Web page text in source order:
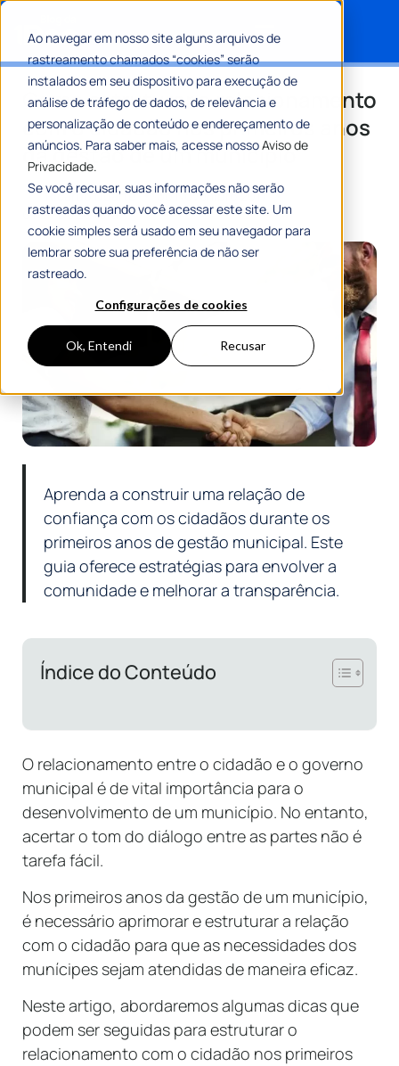
Ao navegar em nosso site alguns arquivos de
rastreamento chamados “cookies” serão
instalados em seu dispositivo para execução de
análise de tráfego de dados, de relevância e
personalização de conteúdo e endereçamento de
anúncios. Para saber mais, acesse nossoAviso de
Privacidade.
Se você recusar, suas informações não serão
rastreadas quando você acessar este site. Um
cookie simples será usado em seu navegador para
lembrar sobre sua preferência de não ser
rastreado.
Configurações de cookies
Ok, Entendi Recusar
Como estruturar o relacionamento
com o cidadão nos primeiros anos
da gestão de um município
Por Ricardo Duarte
30 Novembro 2017
6 Min De Leitura
Aprenda a construir uma relação de
confiança com os cidadãos durante os
primeiros anos de gestão municipal. Este
guia oferece estratégias para envolver a
comunidade e melhorar a transparência.
Índice do Conteúdo
O relacionamento entre o cidadão e o governo
municipal é de vital importância para o
desenvolvimento de um município. No entanto,
acertar o tom do diálogo entre as partes não é
tarefa fácil.
Nos primeiros anos da gestão de um município,
é necessário aprimorar e estruturar a relação
com o cidadão para que as necessidades dos
munícipes sejam atendidas de maneira eficaz.
Neste artigo, abordaremos algumas dicas que
podem ser seguidas para estruturar o
relacionamento com o cidadão nos primeiros